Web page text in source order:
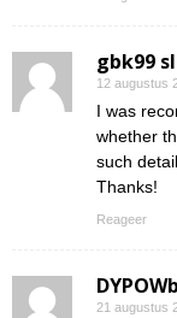
gbk99
12 augustus
I was
whether
such
Thanks!
Reageer
21 augustus